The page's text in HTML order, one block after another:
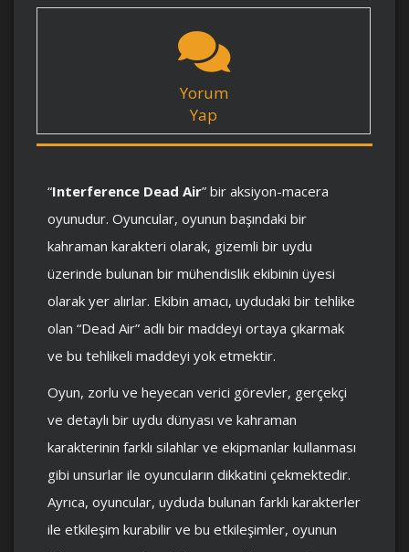
Yorum
Yap
“Interference Dead Air” bir aksiyon-macera
oyunudur. Oyuncular, oyunun başındaki bir
kahraman karakteri olarak, gizemli bir uydu
üzerinde bulunan bir mühendislik ekibinin üyesi
olarak yer alırlar. Ekibin amacı, uydudaki bir tehlike
olan “Dead Air” adlı bir maddeyi ortaya çıkarmak
ve bu tehlikeli maddeyi yok etmektir.
Oyun, zorlu ve heyecan verici görevler, gerçekçi
ve detaylı bir uydu dünyası ve kahraman
karakterinin farklı silahlar ve ekipmanlar kullanması
gibi unsurlar ile oyuncuların dikkatini çekmektedir.
Ayrıca, oyuncular, uyduda bulunan farklı karakterler
ile etkileşim kurabilir ve bu etkileşimler, oyunun